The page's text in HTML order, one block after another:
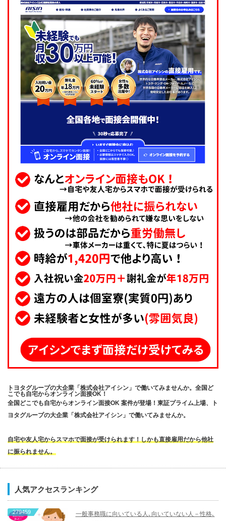
トヨタグループの大企業「株式会社アイシン」で働いてみませんか。全国ど
こでも自宅からオンライン面接OK！
全国どこでも自宅からオンライン面接OK 案件が登場！東証プライム上場、ト
ヨタグループの大企業「株式会社アイシン」で働いてみませんか。
自宅や友人宅からスマホで面接が受けられます！しかも直接雇用だから他社
に振られません。
人気アクセスランキング
279459
一般事務職に向いている人､向いていない人－性格､